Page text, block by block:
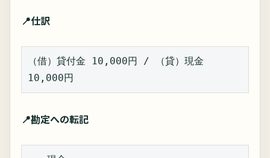
📍仕訳
（借）貸付金 10,000円 / （貸）現金
10,000円
📍勘定への転記